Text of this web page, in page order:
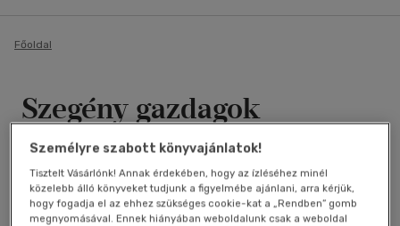
Főoldal
Szegény gazdagok
(Centenáriumi kiadás 10.
kötet)
Jókai Mór
Személyre szabott könyvajánlatok!
Tisztelt Vásárlónk! Annak érdekében, hogy az ízléséhez minél
közelebb álló könyveket tudjunk a figyelmébe ajánlani, arra kérjük,
hogy fogadja el az ehhez szükséges cookie-kat a „Rendben” gomb
megnyomásával. Ennek hiányában weboldalunk csak a weboldal